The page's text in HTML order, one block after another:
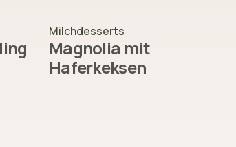
Milchdesserts
Magnolia mit
Haferkeksen